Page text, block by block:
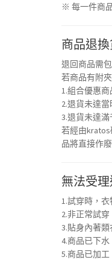
※ 每一件商
商品退換
退回商品需
若商品有附
1.組合優惠
2.退貨未達
3.退貨未達
若經由
品將直接作
無法受
1.試穿時，
2.非正常試
3.貼身內著
4.商品已下
5.商品已加